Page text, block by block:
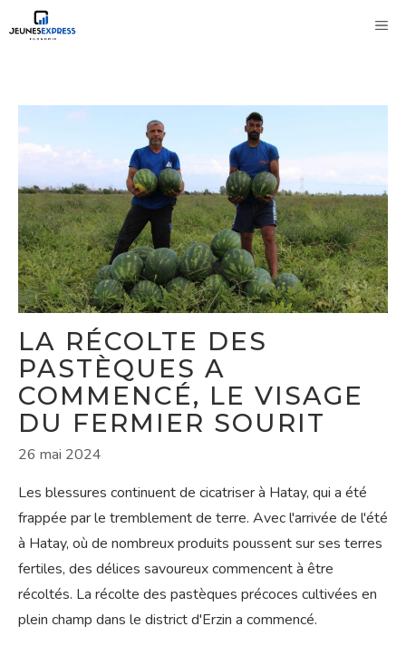
au
LA RÉCOLTE DES
PASTÈQUES A
COMMENCÉ, LE VISAGE
DU FERMIER SOURIT
26 mai 2024
Les blessures continuent de cicatriser à Hatay, qui a été
frappée par le tremblement de terre. Avec l'arrivée de l'été
à Hatay, où de nombreux produits poussent sur ses terres
fertiles, des délices savoureux commencent à être
récoltés. La récolte des pastèques précoces cultivées en
plein champ dans le district d'Erzin a commencé.